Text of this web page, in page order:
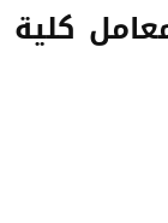
كلية